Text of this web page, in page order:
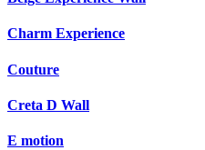
Charm Experience
Couture
Creta D Wall
E motion